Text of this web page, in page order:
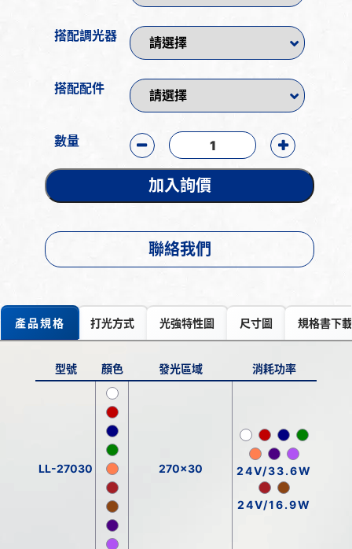
搭配調光器
搭配配件
數量
加入詢價
聯絡我們
產品規格 打光方式 光強特性圖 尺寸圖 規格書下載
型號 顏色 發光區域 消耗功率
LL-27030 270x30 24V/33.6W
24V/16.9W